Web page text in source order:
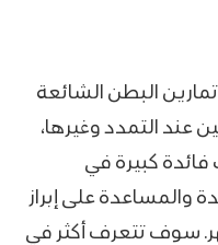
البطن الشائعة
عند التمدد وغيرها،
فائدة كبيرة في
والمساعدة على إبراز
سوف تتعرف أكثر في